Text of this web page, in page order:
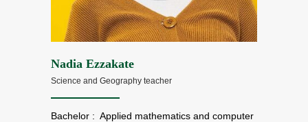
Nadia Ezzakate
Science and Geography teacher
Bachelor : Applied mathematics and computer